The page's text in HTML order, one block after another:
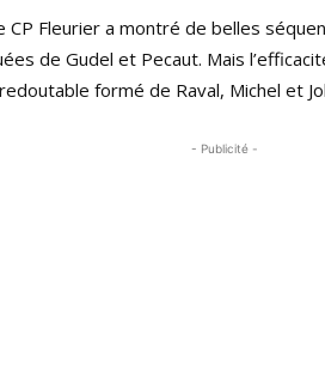
Fleurier a montré de belles
de Gudel et Pecaut. Mais
formé de Raval, Michel et
- Publicité -